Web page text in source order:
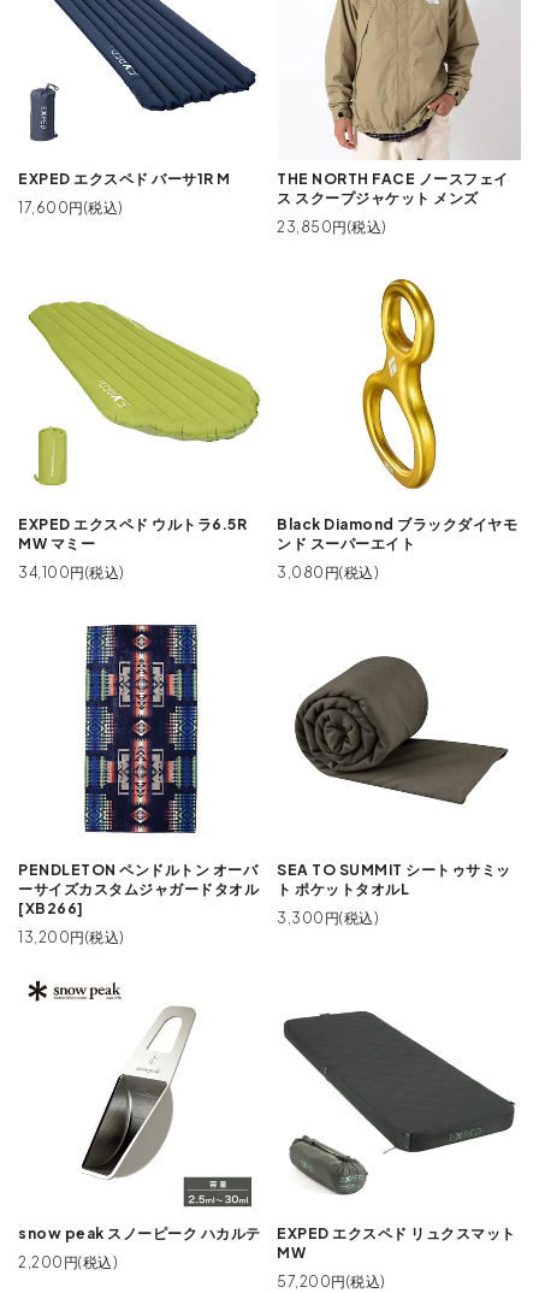
EXPED エクスペド バーサ1R M
17,600円(税込)
THE NORTH FACE ノースフェイ
ス スクープジャケット メンズ
23,850円(税込)
EXPED エクスペド ウルトラ6.5R
MW マミー
34,100円(税込)
Black Diamond ブラックダイヤモ
ンド スーパーエイト
3,080円(税込)
PENDLETON ペンドルトン オーバ
ーサイズカスタムジャガードタオル
[XB266]
13,200円(税込)
SEA TO SUMMIT シートゥサミッ
ト ポケットタオルL
3,300円(税込)
snow peak スノーピーク ハカルテ
2,200円(税込)
EXPED エクスペド リュクスマット
MW
57,200円(税込)